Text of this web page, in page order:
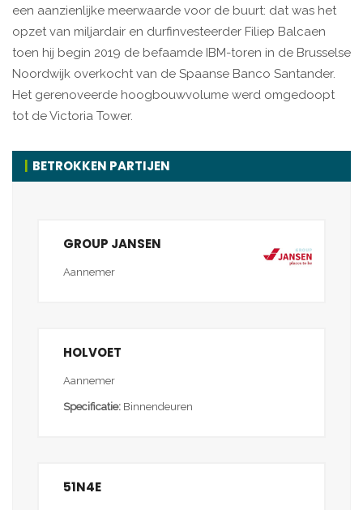
een aanzienlijke meerwaarde voor de buurt: dat was het
opzet van miljardair en durfinvesteerder Filiep Balcaen
toen hij begin 2019 de befaamde IBM-toren in de Brusselse
Noordwijk overkocht van de Spaanse Banco Santander.
Het gerenoveerde hoogbouwvolume werd omgedoopt
tot de Victoria Tower.
BETROKKEN PARTIJEN
GROUP JANSEN
Aannemer
HOLVOET
Aannemer
Specificatie: Binnendeuren
51N4E